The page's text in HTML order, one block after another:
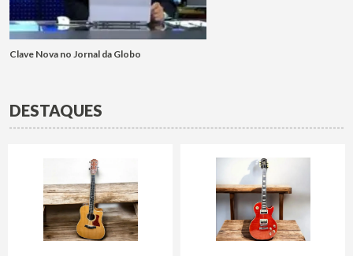
Clave Nova no Jornal da Globo
DESTAQUES